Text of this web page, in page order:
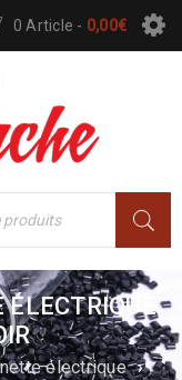
0 Article - 0,00€
électrique ›